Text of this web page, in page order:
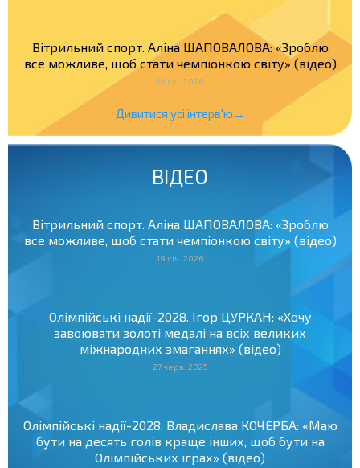
Вітрильний спорт. Аліна ШАПОВАЛОВА: «Зроблю
все можливе, щоб стати чемпіонкою світу» (відео)
19 січ. 2026
Дивитися усі інтерв'ю→
ВІДЕО
Вітрильний спорт. Аліна ШАПОВАЛОВА: «Зроблю
все можливе, щоб стати чемпіонкою світу» (відео)
19 січ. 2026
Олімпійські надії-2028. Ігор ЦУРКАН: «Хочу
завоювати золоті медалі на всіх великих
міжнародних змаганнях» (відео)
27 черв. 2025
Олімпійські надії-2028. Владислава КОЧЕРБА: «Маю
бути на десять голів краще інших, щоб бути на
Олімпійських іграх» (відео)